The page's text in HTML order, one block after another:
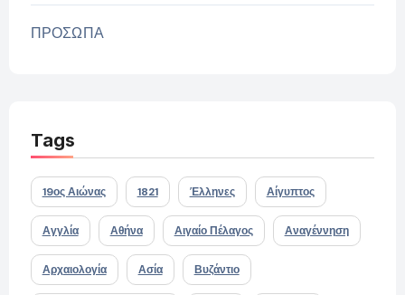
ΠΡΟΣΩΠΑ
Tags
19ος Αιώνας 1821 Έλληνες Αίγυπτος
Αγγλία Αθήνα Αιγαίο Πέλαγος Αναγέννηση
Αρχαιολογία Ασία Βυζάντιο